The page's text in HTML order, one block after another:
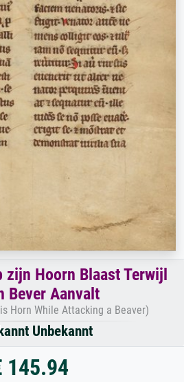
zijn Hoorn Blaast Terwijl
Bever Aanvalt
Horn While Attacking a Beaver)
Unbekannt
145.94